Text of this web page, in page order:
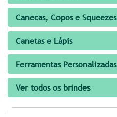
Canecas, Copos e Squeezes
Canetas e Lápis
Ferramentas Personalizadas
Ver todos os brindes